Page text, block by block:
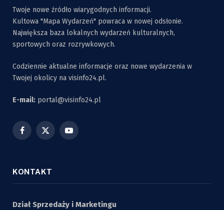
Twoje nowe źródło wiarygodnych informacji.
Kultowa "Mapa Wydarzeń" powraca w nowej odsłonie.
Największa baza lokalnych wydarzeń kulturalnych,
sportowych oraz rozrywkowych.
Codziennie aktualne informacje oraz nowe wydarzenia w
Twojej okolicy na visinfo24.pl.
E-mail: portal@visinfo24.pl
Facebook
X
YouTube
KONTAKT
Dział Sprzedaży i Marketingu